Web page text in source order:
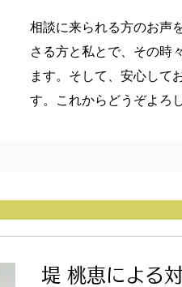
相談に来られる方のお声
さる方と私とで、その時
ます。そして、安心して
す。これからどうぞよろ
堤 桃恵による